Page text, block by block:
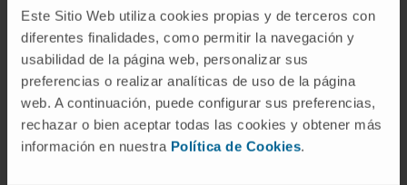
Este Sitio Web utiliza cookies propias y de terceros con
diferentes finalidades, como permitir la navegación y
usabilidad de la página web, personalizar sus
preferencias o realizar analíticas de uso de la página
web. A continuación, puede configurar sus preferencias,
rechazar o bien aceptar todas las cookies y obtener más
información en nuestra Política de Cookies.
(injetável) ou sublingual (gotas ou
comprimidos debaixo da língua). Deve ser
sempre indicada por um alergologista após
uma avaliação adequada.